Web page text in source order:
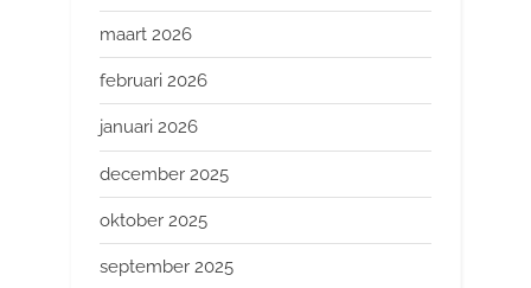
maart 2026
februari 2026
januari 2026
december 2025
oktober 2025
september 2025